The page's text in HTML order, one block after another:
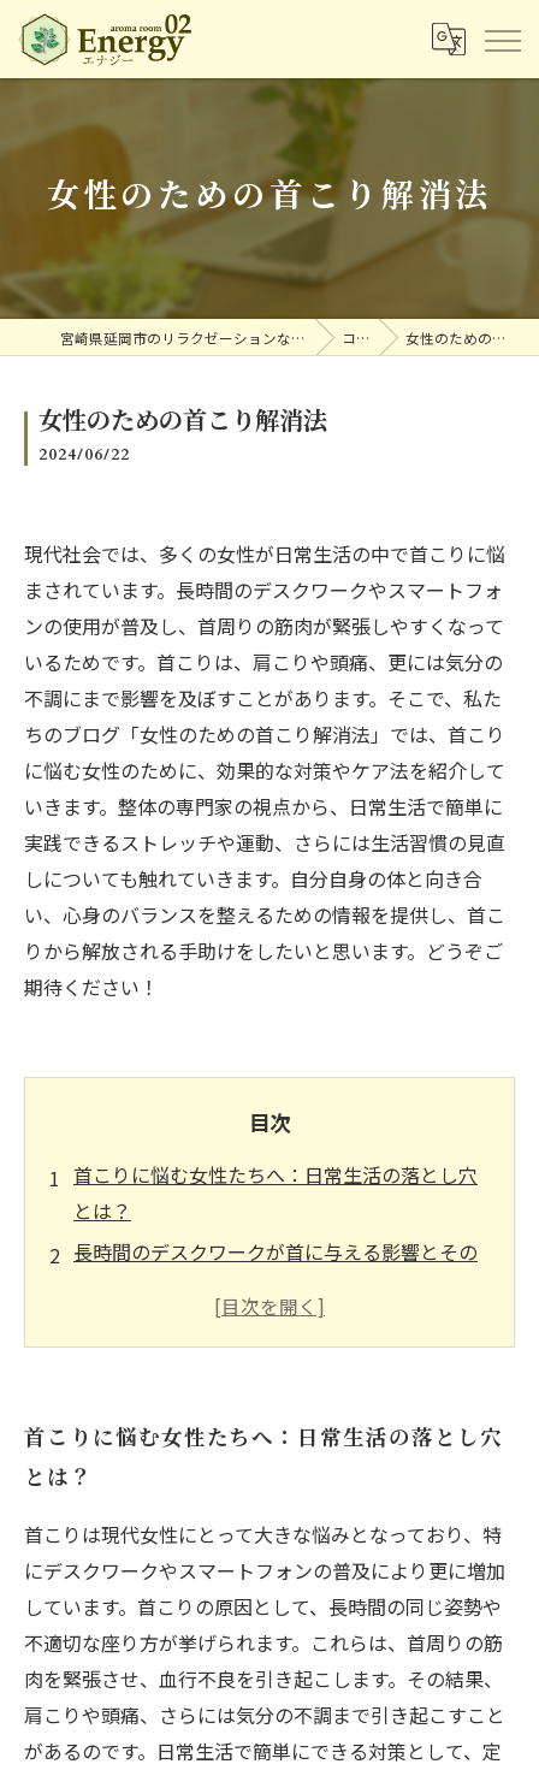
女性のための首こり解消法
宮崎県延岡市のリラクゼーションならアロマルームエナジー コラム 女性のための首こり解消法
女性のための首こり解消法
2024/06/22
現代社会では、多くの女性が日常生活の中で首こりに悩
まされています。長時間のデスクワークやスマートフォ
ンの使用が普及し、首周りの筋肉が緊張しやすくなって
いるためです。首こりは、肩こりや頭痛、更には気分の
不調にまで影響を及ぼすことがあります。そこで、私た
ちのブログ「女性のための首こり解消法」では、首こり
に悩む女性のために、効果的な対策やケア法を紹介して
いきます。整体の専門家の視点から、日常生活で簡単に
実践できるストレッチや運動、さらには生活習慣の見直
しについても触れていきます。自分自身の体と向き合
い、心身のバランスを整えるための情報を提供し、首こ
りから解放される手助けをしたいと思います。どうぞご
期待ください！
目次
首こりに悩む女性たちへ：日常生活の落とし穴
とは？
長時間のデスクワークが首に与える影響とその
整体専門家が教える！簡単にできる首こり解消
し
心身のバランスを整える：首こり解消法の総ま
首こり改善の成功事例：私たちが変えた日常生
活
首こりからの解放を手に入れるための新しい習
慣
首こりに悩む女性たちへ：日常生活の落とし穴
とは？
首こりは現代女性にとって大きな悩みとなっており、特
にデスクワークやスマートフォンの普及により更に増加
しています。首こりの原因として、長時間の同じ姿勢や
不適切な座り方が挙げられます。これらは、首周りの筋
肉を緊張させ、血行不良を引き起こします。その結果、
肩こりや頭痛、さらには気分の不調まで引き起こすこと
があるのです。日常生活で簡単にできる対策として、定